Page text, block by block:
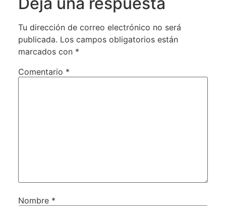
Tu dirección de correo electrónico no será
publicada. Los campos obligatorios están
marcados con *
Comentario *
Nombre *